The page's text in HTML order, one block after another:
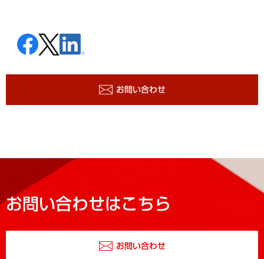
お問い合わせ
お問い合わせはこちら
お問い合わせ